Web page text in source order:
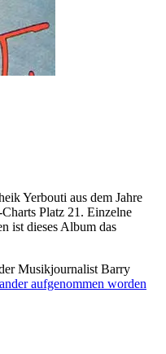
Yerbouti aus dem Jahre
Platz 21. Einzelne
ist dieses Album das
Musikjournalist Barry
aufgenommen worden